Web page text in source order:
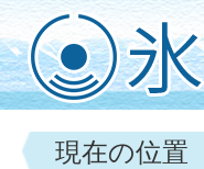
現在の位置